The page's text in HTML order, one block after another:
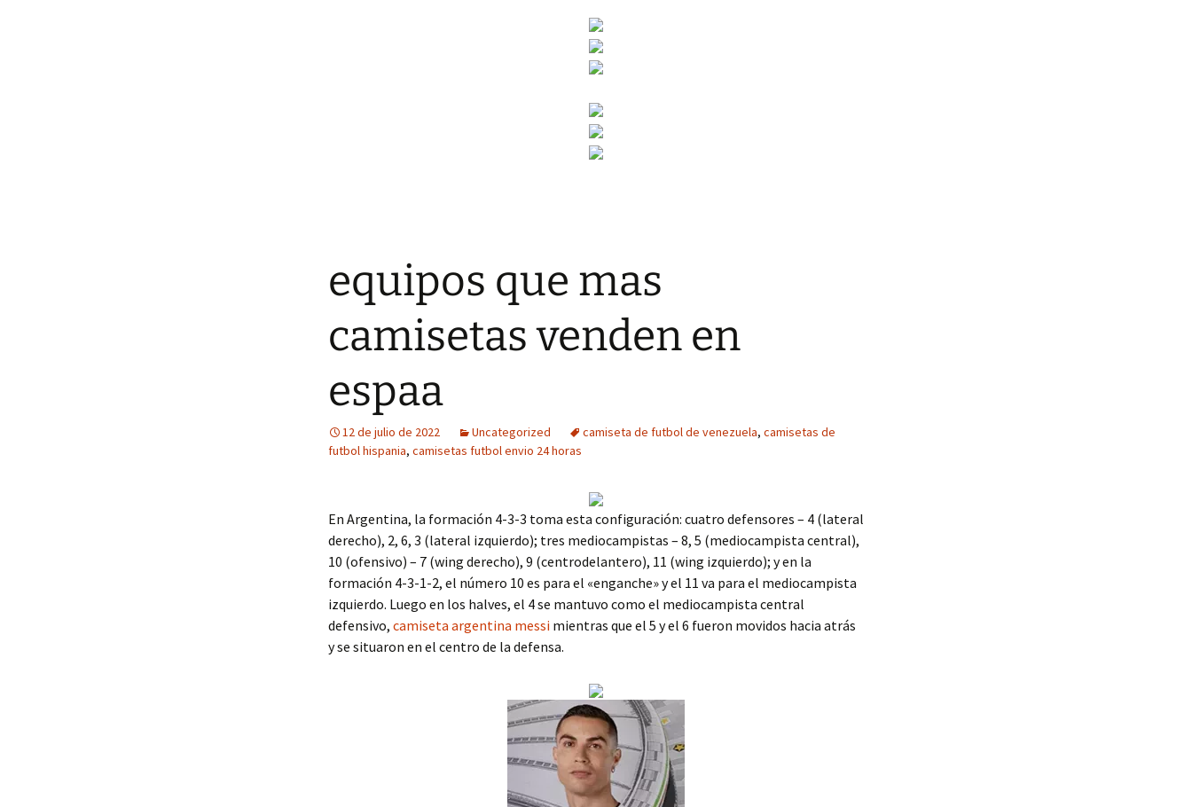
equipos que mas
camisetas venden en
espaa
12 de julio de 2022 Uncategorized camiseta de futbol de venezuela, camisetas de
futbol hispania, camisetas futbol envio 24 horas
En Argentina, la formación 4-3-3 toma esta configuración: cuatro defensores – 4 (lateral
derecho), 2, 6, 3 (lateral izquierdo); tres mediocampistas – 8, 5 (mediocampista central),
10 (ofensivo) – 7 (wing derecho), 9 (centrodelantero), 11 (wing izquierdo); y en la
formación 4-3-1-2, el número 10 es para el «enganche» y el 11 va para el mediocampista
izquierdo. Luego en los halves, el 4 se mantuvo como el mediocampista central
defensivo, camiseta argentina messi mientras que el 5 y el 6 fueron movidos hacia atrás
y se situaron en el centro de la defensa.